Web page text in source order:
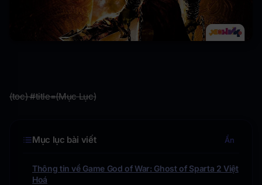
(toc) #title=(Mục Lục)
Mục lục bài viết Ẩn
Thông tin về Game God of War: Ghost of Sparta 2 Việt
Hoá